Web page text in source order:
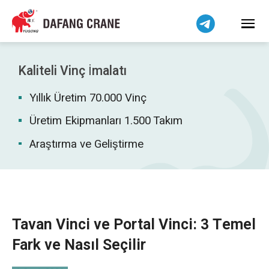
Kaliteli Vinç İmalatı
Yıllık Üretim 70.000 Vinç
Üretim Ekipmanları 1.500 Takım
Araştırma ve Geliştirme
Tavan Vinci ve Portal Vinci: 3 Temel
Fark ve Nasıl Seçilir
Bahasa Indonesia
Bahasa Melayu
Tiếng Việt
简体中文
فارسی
Pilipino
اردو
Kiswahili
Dansk
Norsk